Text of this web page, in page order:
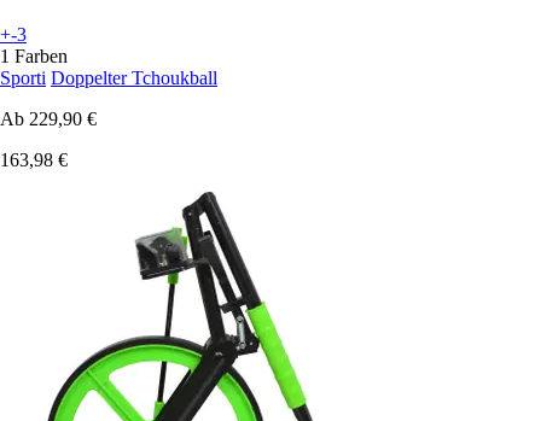
+-3
1 Farben
Sporti Doppelter Tchoukball
Ab 229,90 €
163,98 €